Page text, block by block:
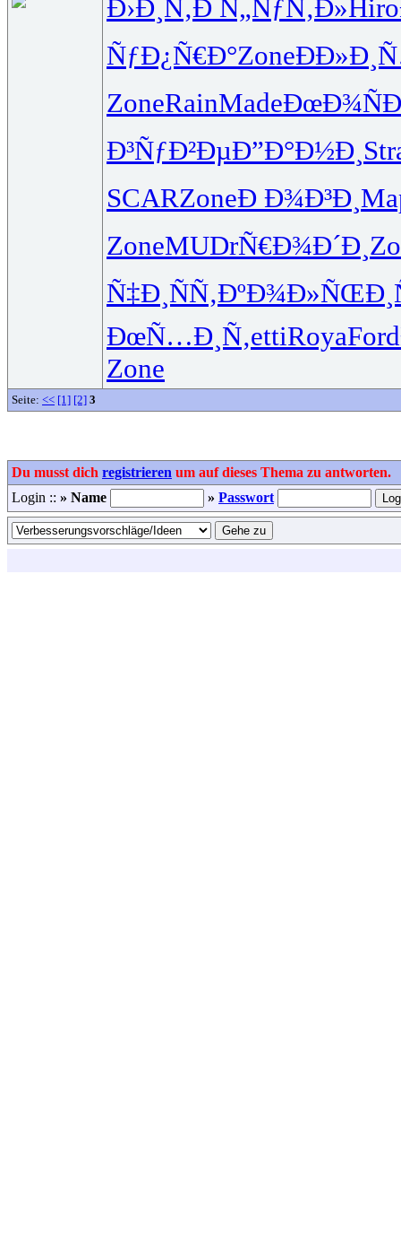
Ð›Ð¸Ñ‚Ð Ñ„ÑƒÑ‚Ð»Hiro
ÑƒÐ¿Ñ€Ð°Zone
ZoneRainMade
Ð³ÑƒÐ²ÐµÐ”Ð°Ð½Ð¸
SCARZoneÐ Ð¾Ð³Ð¸
ZoneMUDrÑ€Ð¾Ð´Ð¸
Ñ‡Ð¸ÑÑ‚ÐºÐ¾Ð»ÑŒ
ÐœÑ…Ð¸Ñ‚ettiRoyaFord
Zone
Seite: << [1] [2] 3
Du musst dich registrieren um auf dieses Thema zu antworten.
Login :: » Name » Passwort